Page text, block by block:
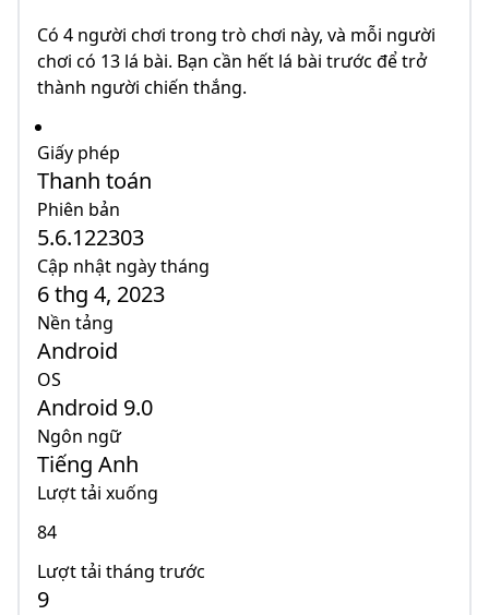
Có 4 người chơi trong trò chơi này, và mỗi người
chơi có 13 lá bài. Bạn cần hết lá bài trước để trở
thành người chiến thắng.
Giấy phép
Thanh toán
Phiên bản
5.6.122303
Cập nhật ngày tháng
6 thg 4, 2023
Nền tảng
Android
OS
Android 9.0
Ngôn ngữ
Tiếng Anh
Lượt tải xuống
84
Lượt tải tháng trước
9